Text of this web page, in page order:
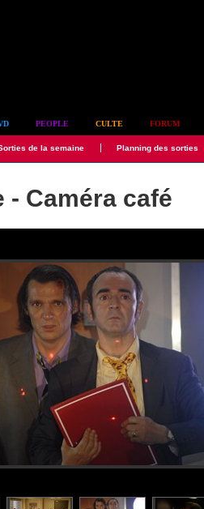
PEOPLE CULTE FORUM
de la semaine Planning des sorties
- Caméra café